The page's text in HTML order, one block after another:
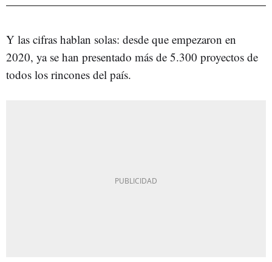
Y las cifras hablan solas: desde que empezaron en
2020, ya se han presentado más de 5.300 proyectos de
todos los rincones del país.